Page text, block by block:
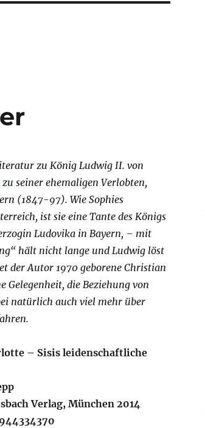
zu König Ludwig II. von
zu seiner ehemaligen Verlobten,
(1847-97). Wie Sophies
ist sie eine Tante des Königs
Ludovika in Bayern, – mit
hält nicht lange und Ludwig löst
der Autor 1970 geborene Christian
Gelegenheit, die Beziehung von
natürlich auch viel mehr über
– Sisis leidenschaftliche
Verlag, München 2014